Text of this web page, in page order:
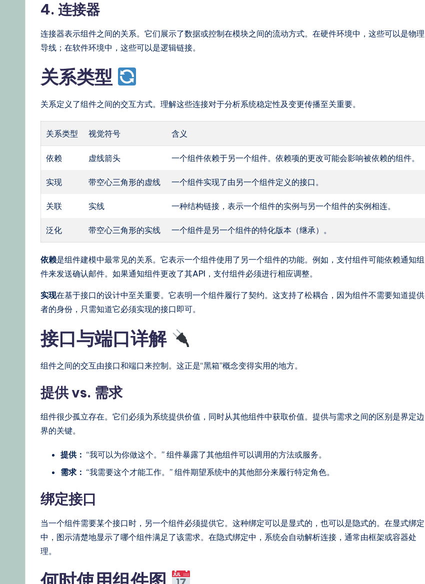
4. 连接器
连接器表示组件之间的关系。它们展示了数据或控制在模块之间的流动方式。在硬件环境中，这些可以是物理
导线；在软件环境中，这些可以是逻辑链接。
关系类型
关系定义了组件之间的交互方式。理解这些连接对于分析系统稳定性及变更传播至关重要。
关系类型 视觉符号 含义
依赖 虚线箭头 一个组件依赖于另一个组件。依赖项的更改可能会影响被依赖的组件。
实现 带空心三角形的虚线 一个组件实现了由另一个组件定义的接口。
关联 实线 一种结构链接，表示一个组件的实例与另一个组件的实例相连。
泛化 带空心三角形的实线 一个组件是另一个组件的特化版本（继承）。
依赖是组件建模中最常见的关系。它表示一个组件使用了另一个组件的功能。例如，支付组件可能依赖通知组
件来发送确认邮件。如果通知组件更改了其API，支付组件必须进行相应调整。
实现在基于接口的设计中至关重要。它表明一个组件履行了契约。这支持了松耦合，因为组件不需要知道提供
者的身份，只需知道它必须实现的接口即可。
接口与端口详解
组件之间的交互由接口和端口来控制。这正是“黑箱”概念变得实用的地方。
提供 vs. 需求
组件很少孤立存在。它们必须为系统提供价值，同时从其他组件中获取价值。提供与需求之间的区别是界定边
界的关键。
提供： “我可以为你做这个。” 组件暴露了其他组件可以调用的方法或服务。
需求： “我需要这个才能工作。” 组件期望系统中的其他部分来履行特定角色。
绑定接口
当一个组件需要某个接口时，另一个组件必须提供它。这种绑定可以是显式的，也可以是隐式的。在显式绑定
中，图示清楚地显示了哪个组件满足了该需求。在隐式绑定中，系统会自动解析连接，通常由框架或容器处
理。